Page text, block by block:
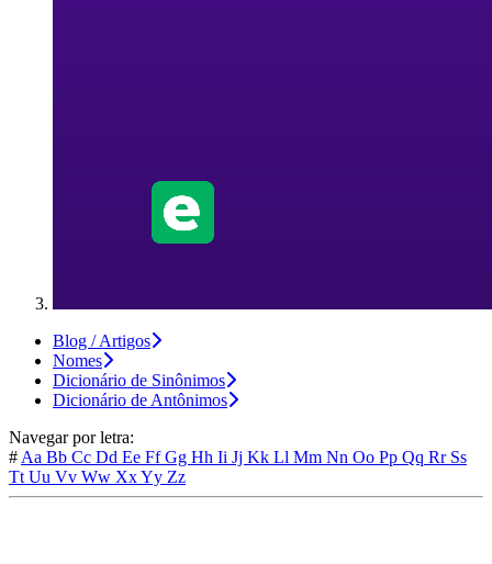
Blog / Artigos
Nomes
Dicionário de Sinônimos
Dicionário de Antônimos
Navegar por letra:
# Aa Bb Cc Dd Ee FfGg Hh Ii Jj Kk Ll Mm Nn Oo Pp Qq Rr Ss
Tt Uu Vv Ww XxYy Zz